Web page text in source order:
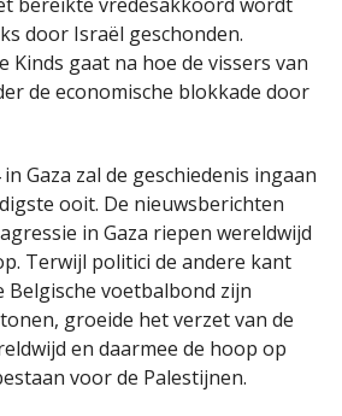
door Israël geschonden.
Kinds gaat na hoe de vissers van
de economische blokkade door
Gaza zal de geschiedenis ingaan
ooit. De nieuwsberichten
in Gaza riepen wereldwijd
Terwijl politici de andere kant
Belgische voetbalbond zijn
groeide het verzet van de
en daarmee de hoop op
voor de Palestijnen.